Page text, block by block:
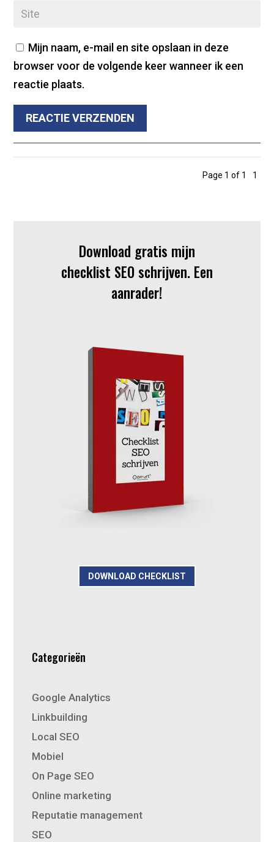
Mijn naam, e-mail en site opslaan in deze
browser voor de volgende keer wanneer ik een
reactie plaats.
REACTIE VERZENDEN
Page 1 of 1 1
Download gratis mijn
checklist SEO schrijven. Een
aanrader!
DOWNLOAD CHECKLIST
Categorieën
Google Analytics
Linkbuilding
Local SEO
Mobiel
On Page SEO
Online marketing
Reputatie management
SEO